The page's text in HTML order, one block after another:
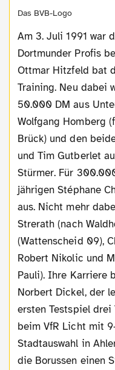
Das BVB-Logo
Am 3. Juli 1991 war
Dortmunder Profis
Ottmar Hitzfeld bat
Training. Neu dabei
50.000 DM aus
Wolfgang Homberg
Brück) und den
und Tim Gutberlet
Stürmer. Für
jährigen Stéphane
aus. Nicht mehr
Strerath (nach
(Wattenscheid 09),
Robert Nikolic und
Pauli). Ihre Karriere
Norbert Dickel, der
ersten Testspiel drei
beim VfR Licht mit
Stadtauswahl in
die Borussen einen